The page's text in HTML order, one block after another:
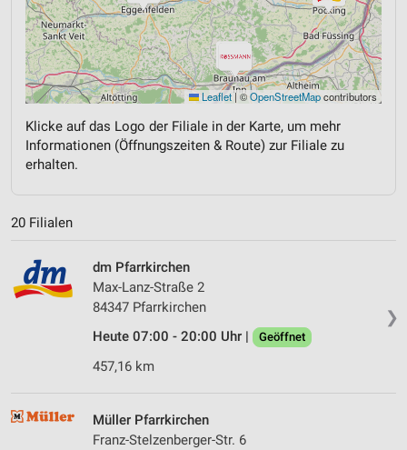
Leaflet |©OpenStreetMapcontributors
Klicke auf das Logo der Filiale in der Karte, um mehr
Informationen (Öffnungszeiten & Route) zur Filiale zu
erhalten.
20 Filialen
❯
dm Pfarrkirchen
Max-Lanz-Straße 2
84347 Pfarrkirchen
Heute 07:00 - 20:00 Uhr |
Geöffnet
457,16 km
Müller Pfarrkirchen
Franz-Stelzenberger-Str. 6